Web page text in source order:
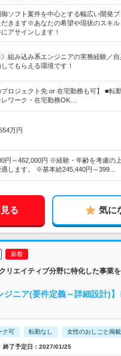
ソフト案件を中心とする幅広い開発プ
だきます※あなたの希望や現状のスキ
アサインします！
》組み込み系エンジニアの実務経験／
てもらえる環境です！
プロジェクト先 or 在宅勤務も可】 ■転
ワーク・在宅勤務OK…
万円
円～462,000円 ※経験・年齢を考慮の
遇します。 ※基本給245,440円～399…
る 気に
リエイティブ分野に特化した事業
ジニア(要件定義～詳細設計)
ク可 転勤なし 女性のおしごと掲
了予定日：2027/01/25